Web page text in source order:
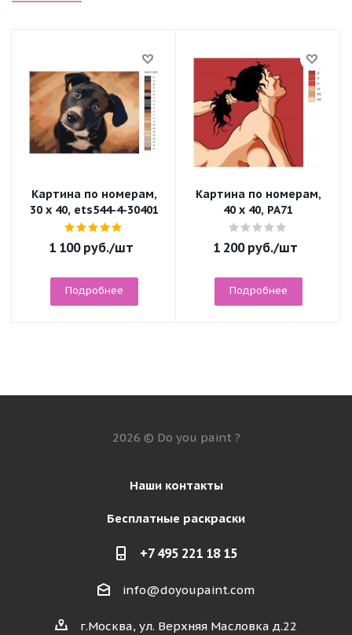
Картина по номерам,
30 x 40, ets544-4-30401
1 100руб./шт
Подробнее
Картина по номерам,
40 x 40, PA71
1 200руб./шт
Подробнее
2026 © Do you paint ?
Наши контакты
Бесплатные раскраски
+7 495 221 18 15
info@doyoupaint.com
г.Москва, ул. Верхняя Масловка д.22